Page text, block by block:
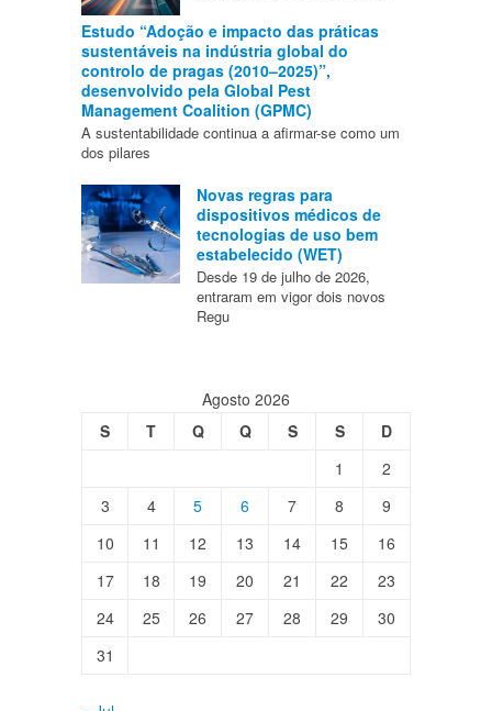
Estudo “Adoção e impacto das práticas
sustentáveis na indústria global do
controlo de pragas (2010–2025)”,
desenvolvido pela Global Pest
Management Coalition (GPMC)
A sustentabilidade continua a afirmar-se como um
dos pilares
Novas regras para
dispositivos médicos de
tecnologias de uso bem
estabelecido (WET)
Desde 19 de julho de 2026,
entraram em vigor dois novos
Regu
Agosto 2026
S
T Q Q S S
D
1
2
3
4 5 6 7 8
9
10
11 12 13 14 15
16
17
18 19 20 21 22
23
24
25 26 27 28 29
30
31